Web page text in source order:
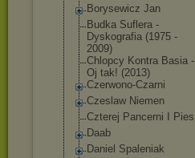
Borysewicz Jan
Budka Suflera -
Dyskografia (1975 -
2009)
Chlopcy Kontra Basia -
Oj tak! (2013)
Czerwono-Czarni
Czeslaw Niemen
Czterej Pancerni I Pies
Daab
Daniel Spaleniak